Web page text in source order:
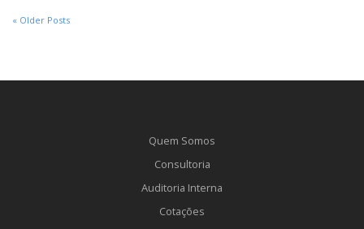
« Older Posts
Quem Somos
Consultoria
Auditoria Interna
Cotações